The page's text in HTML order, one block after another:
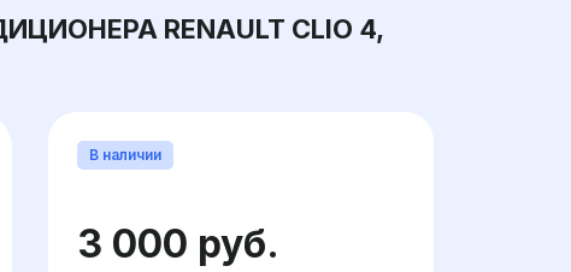
RENAULT CLIO 4,
В наличии
3 000 руб.